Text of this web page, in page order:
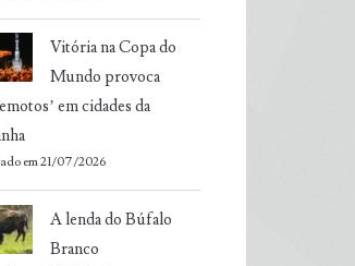
Vitória na Copa do
Mundo provoca
em cidades da
em 21/07/2026
A lenda do Búfalo
Branco